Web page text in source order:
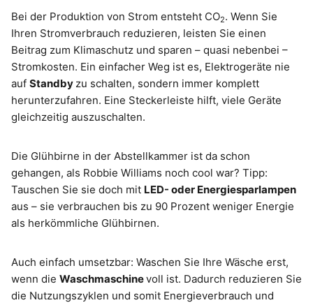
Bei der Produktion von Strom entsteht CO2. Wenn Sie
Ihren Stromverbrauch reduzieren, leisten Sie einen
Beitrag zum Klimaschutz und sparen – quasi nebenbei –
Stromkosten. Ein einfacher Weg ist es, Elektrogeräte nie
auf Standby zu schalten, sondern immer komplett
herunterzufahren. Eine Steckerleiste hilft, viele Geräte
gleichzeitig auszuschalten.
Die Glühbirne in der Abstellkammer ist da schon
gehangen, als Robbie Williams noch cool war? Tipp:
Tauschen Sie sie doch mit LED- oder Energiesparlampen
aus – sie verbrauchen bis zu 90 Prozent weniger Energie
als herkömmliche Glühbirnen.
Auch einfach umsetzbar: Waschen Sie Ihre Wäsche erst,
wenn die Waschmaschinevoll ist. Dadurch reduzieren Sie
die Nutzungszyklen und somit Energieverbrauch und